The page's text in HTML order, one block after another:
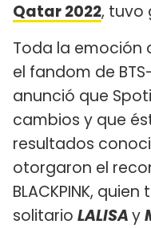
Qatar 2022, tuvo
Toda la emoción
el fandom de
anunció que
cambios y que
resultados
otorgaron el
BLACKPINK,
solitario LALISAy